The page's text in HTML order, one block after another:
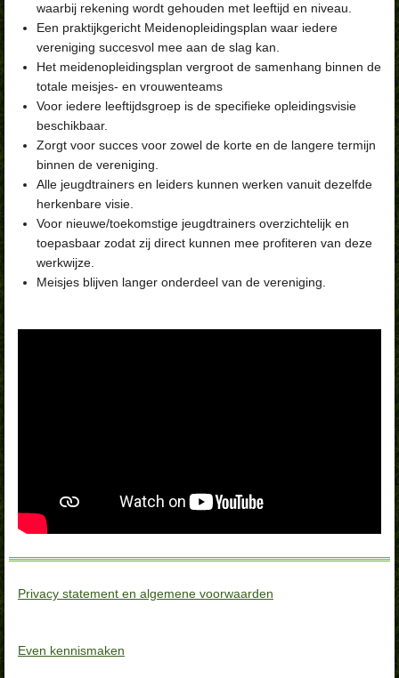
waarbij rekening wordt gehouden met leeftijd en niveau.
Een praktijkgericht Meidenopleidingsplan waar iedere
vereniging succesvol mee aan de slag kan.
Het meidenopleidingsplan vergroot de samenhang binnen de
totale meisjes- en vrouwenteams
Voor iedere leeftijdsgroep is de specifieke opleidingsvisie
beschikbaar.
Zorgt voor succes voor zowel de korte en de langere termijn
binnen de vereniging.
Alle jeugdtrainers en leiders kunnen werken vanuit dezelfde
herkenbare visie.
Voor nieuwe/toekomstige jeugdtrainers overzichtelijk en
toepasbaar zodat zij direct kunnen mee profiteren van deze
werkwijze.
Meisjes blijven langer onderdeel van de vereniging.
Privacy statement en algemene voorwaarden
Even kennismaken